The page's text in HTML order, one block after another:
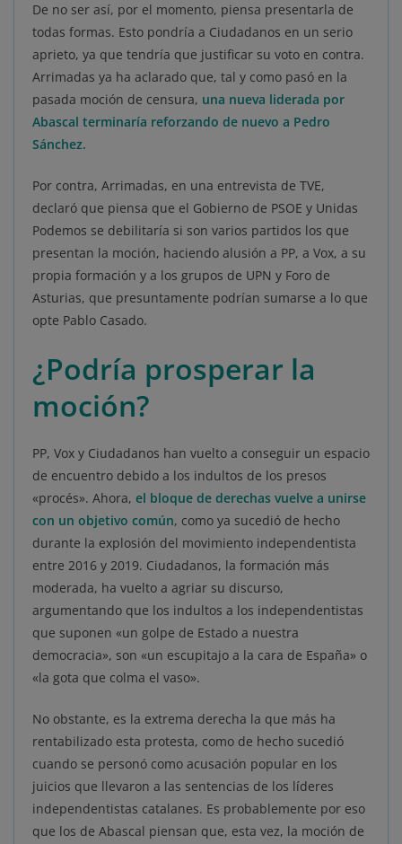
De no ser así, por el momento, piensa presentarla de
todas formas. Esto pondría a Ciudadanos en un serio
aprieto, ya que tendría que justificar su voto en contra.
Arrimadas ya ha aclarado que, tal y como pasó en la
pasada moción de censura, una nueva liderada por
Abascal terminaría reforzando de nuevo a Pedro
Sánchez.
Por contra, Arrimadas, en una entrevista de TVE,
declaró que piensa que el Gobierno de PSOE y Unidas
Podemos se debilitaría si son varios partidos los que
presentan la moción, haciendo alusión a PP, a Vox, a su
propia formación y a los grupos de UPN y Foro de
Asturias, que presuntamente podrían sumarse a lo que
opte Pablo Casado.
¿Podría prosperar la
moción?
PP, Vox y Ciudadanos han vuelto a conseguir un espacio
de encuentro debido a los indultos de los presos
«procés». Ahora, el bloque de derechas vuelve a unirse
con un objetivo común, como ya sucedió de hecho
durante la explosión del movimiento independentista
entre 2016 y 2019. Ciudadanos, la formación más
moderada, ha vuelto a agriar su discurso,
argumentando que los indultos a los independentistas
que suponen «un golpe de Estado a nuestra
democracia», son «un escupitajo a la cara de España» o
«la gota que colma el vaso».
No obstante, es la extrema derecha la que más ha
rentabilizado esta protesta, como de hecho sucedió
cuando se personó como acusación popular en los
juicios que llevaron a las sentencias de los líderes
independentistas catalanes. Es probablemente por eso
que los de Abascal piensan que, esta vez, la moción de